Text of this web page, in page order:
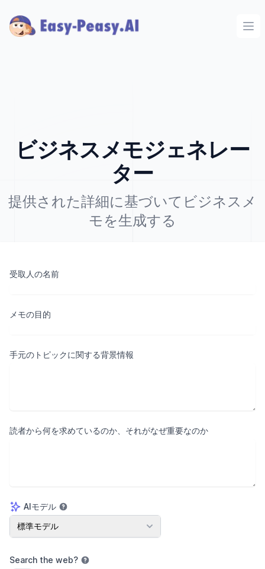
ビジネスメモジェネレー
ター
提供された詳細に基づいてビジネスメ
モを生成する
受取人の名前
メモの目的
手元のトピックに関する背景情報
読者から何を求めているのか、それがなぜ重要なのか
AIモデル
AIモデル
標準モデル
Search the web?